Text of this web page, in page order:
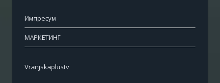
Импресум
МАРКЕТИНГ
Vranjskaplustv